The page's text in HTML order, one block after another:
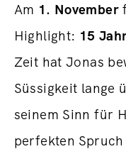
Am 1. November
Highlight: 15
Zeit hat Jonas
Süssigkeit lange
seinem Sinn für
perfekten